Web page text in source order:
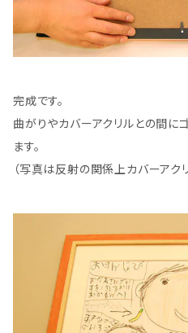
完成です。
曲がりやカバーアクリルとの間に
ます。
（写真は反射の関係上カバーアク